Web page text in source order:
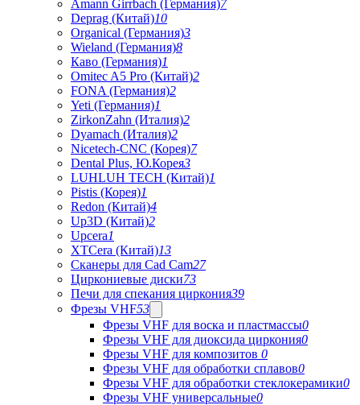
Amann Girrbach (Германия)7
Deprag (Китай)10
Organical (Германия)3
Wieland (Германия)8
Каво (Германия)1
Omitec A5 Pro (Китай)2
FONA (Германия)2
Yeti (Германия)1
ZirkonZahn (Италия)2
Dyamach (Италия)2
Nicetech-CNC (Корея)7
Dental Plus, Ю.Корея3
LUHLUH TECH (Китай)1
Pistis (Корея)1
Redon (Китай)4
Up3D (Китай)2
Upcera1
XTCera (Китай)13
Сканеры для Cad Cam27
Циркониевые диски73
Печи для спекания циркония39
Фрезы VHF53
Фрезы VHF для воска и пластмассы0
Фрезы VHF для диоксида циркония0
Фрезы VHF для композитов 0
Фрезы VHF для обработки сплавов0
Фрезы VHF для обработки стеклокерамики0
Фрезы VHF универсальные0